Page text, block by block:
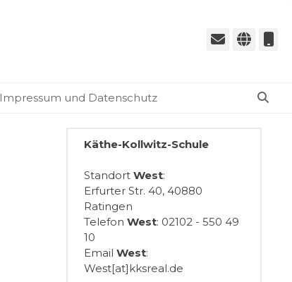
E-
Impressum und Datenschutz
Käthe-Kollwitz-Schule
StandortWest:
Erfurter Str. 40, 40880
Ratingen
TelefonWest: 02102 - 550 49
10
EmailWest:
West[at]kksreal.de